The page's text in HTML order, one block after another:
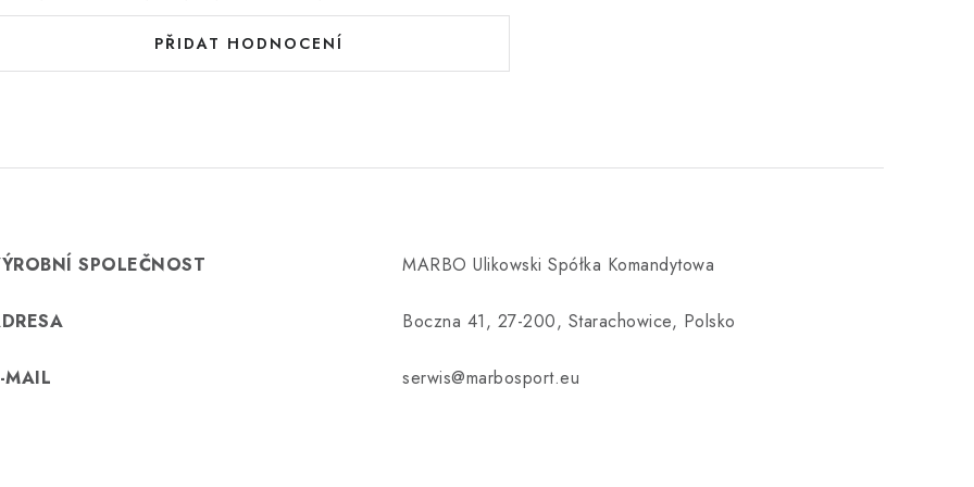
PŘIDAT HODNOCENÍ
SPOLEČNOST MARBO Ulikowski Spółka Komandytowa
Boczna 41, 27-200, Starachowice, Polsko
MAIL serwis@marbosport.eu